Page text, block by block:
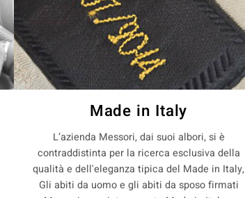
Made in Italy
L’azienda Messori, dai suoi albori, si è
contraddistinta per la ricerca esclusiva della
qualità e dell'eleganza tipica del Made in Italy,
Gli abiti da uomo e gli abiti da sposo firmati